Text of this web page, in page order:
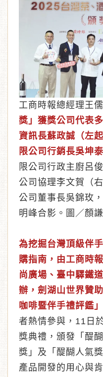
工商時報總經理王
獎」獲獎公司代表
資訊長蘇政誠（左
限公司行銷長吳坤泰
限公司行政主廚呂
公司協理李文賀（
公司董事長吳錦玫
明峰合影。圖／顏
為挖掘台灣頂級伴
購指南，由工商時
尚廣場、臺中驛鐵
辦，劍湖山世界贊
咖啡暨伴手禮評鑑」
者熱情參與，11日
獎典禮，頒發「醍
獎」及「醍醐人氣
產品開發的用心與